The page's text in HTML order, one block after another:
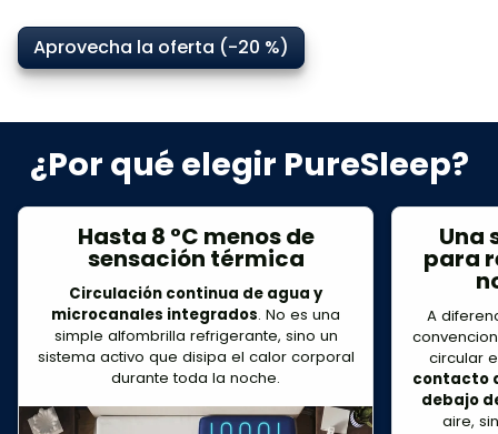
Aprovecha la oferta (-20 %)
¿Por qué elegir PureSleep?
Hasta 8 °C menos de
sensación térmica
Circulación continua de agua y
microcanales integrados. No es una
simple alfombrilla refrigerante, sino un
sistema activo que disipa el calor corporal
durante toda la noche.
Una
para
A
circular
contacto
debajo
aire,